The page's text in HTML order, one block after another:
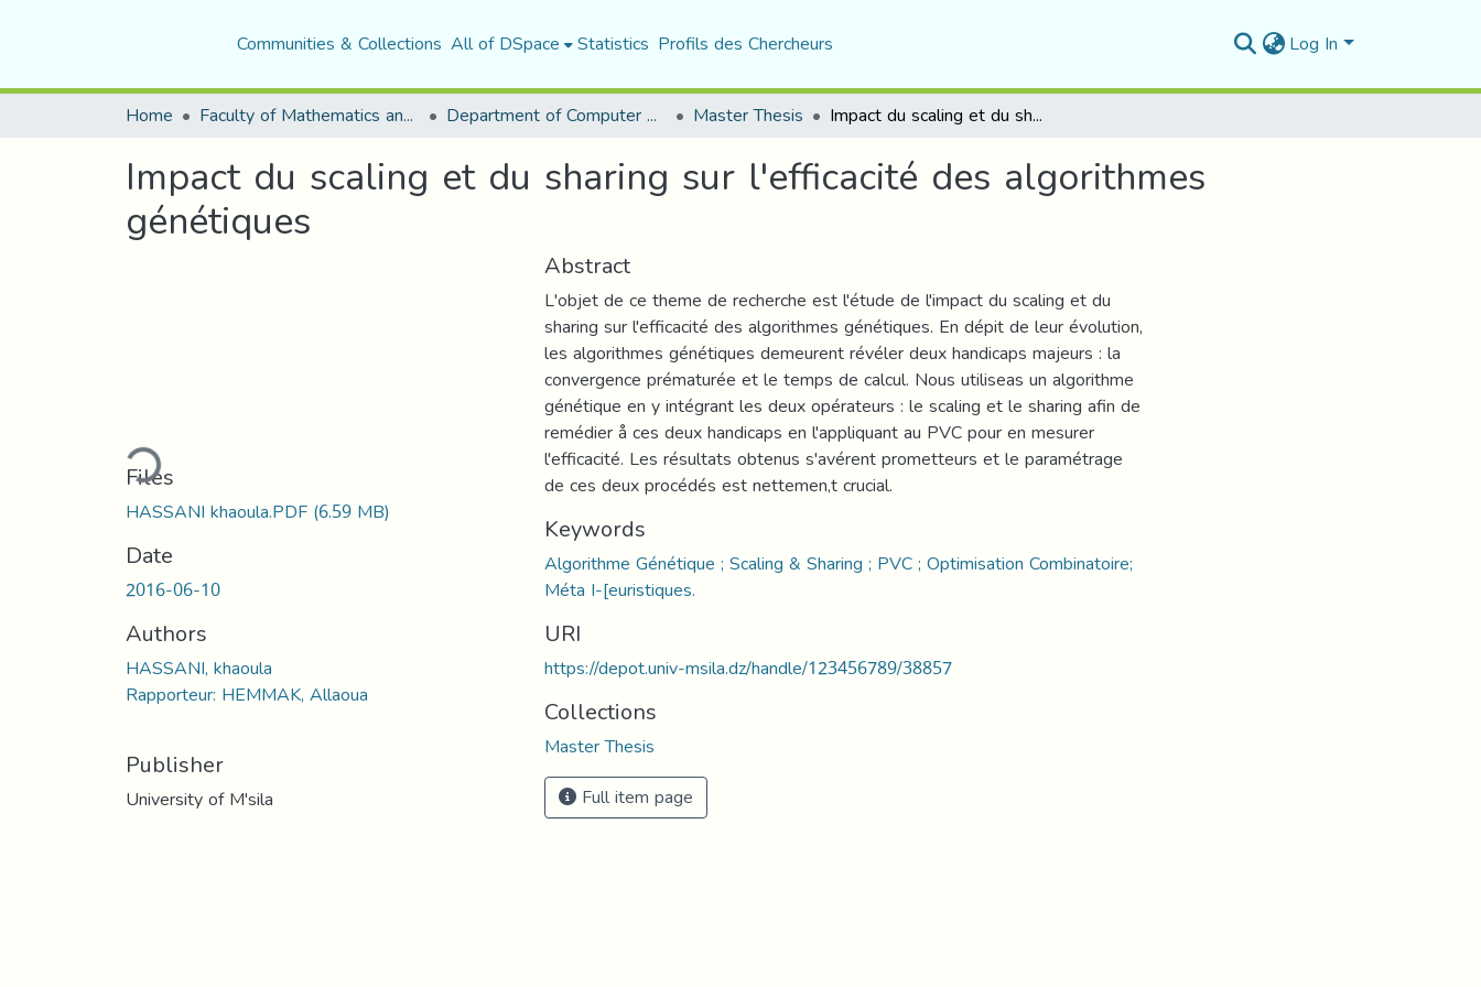
Communities & Collections All of DSpace Statistics Profils des Chercheurs Log In
Home Faculty of Mathematics and Computer Science Department of Computer Science Master Thesis Impact du scaling et du sharing sur l'efficacité des algorithmes génétiques
Impact du scaling et du sharing sur l'efficacité des algorithmes
génétiques
Loading...
Files
HASSANI khaoula.PDF(6.59 MB)
Date
2016-06-10
Authors
HASSANI, khaoula
Rapporteur: HEMMAK, Allaoua
Publisher
University of M'sila
Abstract
L'objet de ce theme de recherche est l'étude de l'impact du scaling et du
sharing sur l'efficacité des algorithmes génétiques. En dépit de leur évolution,
les algorithmes génétiques demeurent révéler deux handicaps majeurs : la
convergence prématurée et le temps de calcul. Nous utiliseas un algorithme
génétique en y intégrant les deux opérateurs : le scaling et le sharing afin de
remédier å ces deux handicaps en l'appliquant au PVC pour en mesurer
l'efficacité. Les résultats obtenus s'avérent prometteurs et le paramétrage
de ces deux procédés est nettemen,t crucial.
Keywords
Algorithme Génétique ; Scaling & Sharing ; PVC ; Optimisation Combinatoire;
Méta I-[euristiques.
URI
https://depot.univ-msila.dz/handle/123456789/38857
Collections
Master Thesis
Full item page